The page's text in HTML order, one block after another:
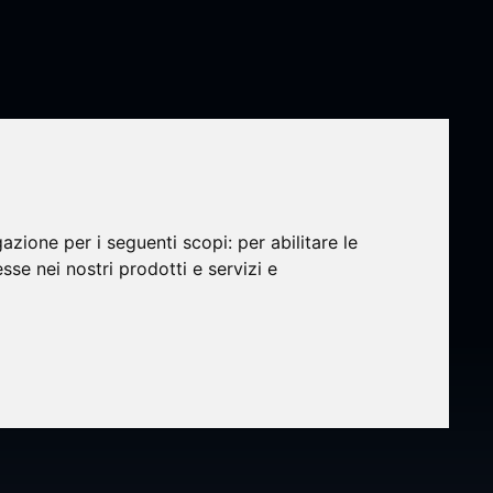
per i seguenti scopi: per abilitare le
nei nostri prodotti e servizi e